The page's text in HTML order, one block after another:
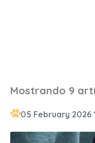
Mostrando 9
05 February 2026